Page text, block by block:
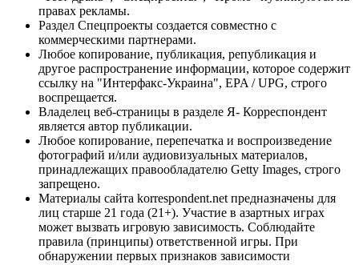
правах рекламы.
Раздел Спецпроекты создается совместно с
коммерческими партнерами.
Любое копирование, публикация, републикация и
другое распространение информации, которое содержит
ссылку на "Интерфакс-Украина", EPA / UPG, строго
воспрещается.
Владелец веб-страницы в разделе Я- Корреспондент
является автор публикации.
Любое копирование, перепечатка и воспроизведение
фотографий и/или аудиовизуальных материалов,
принадлежащих правообладателю Getty Images, строго
запрещено.
Материалы сайта korrespondent.net предназначены для
лиц старше 21 года (21+). Участие в азартных играх
может вызвать игровую зависимость. Соблюдайте
правила (принципы) ответственной игры. При
обнаружении первых признаков зависимости